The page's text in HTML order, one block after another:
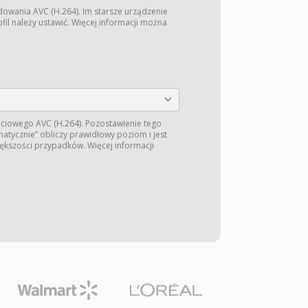
AVC (H.264). Im starsze urządzenie
należy ustawić. Więcej informacji można
AVC (H.264). Pozostawienie tego
obliczy prawidłowy poziom i jest
przypadków. Więcej informacji